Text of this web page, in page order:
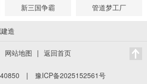
新三国争霸 管道梦工厂
造
网站地图 | 返回首页
| 豫ICP备2025152561号